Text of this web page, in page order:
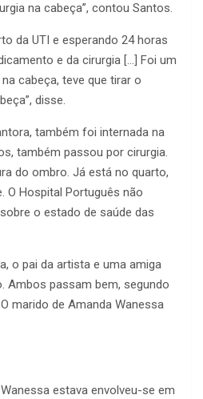
na cabeça”, contou Santos.
da UTI e esperando 24 horas
e da cirurgia […] Foi um
cabeça, teve que tirar o
disse.
também foi internada na
também passou por cirurgia.
do ombro. Já está no quarto,
O Hospital Português não
o estado de saúde das
o pai da artista e uma amiga
Ambos passam bem, segundo
marido de Amanda Wanessa
estava envolveu-se em